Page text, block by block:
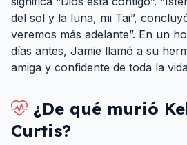
del sol y la luna, mi Tai”,
veremos más adelante”. En un
días antes, Jamie llamó a su
amiga y confidente de toda la
¿De qué murió
Curtis?